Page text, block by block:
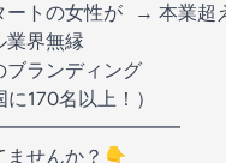
ートの女性が → 本業超
業界無縁
ランディング
170名以上！）
ませんか？👇